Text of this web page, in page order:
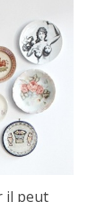
il peut